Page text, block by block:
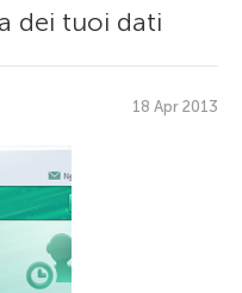
dei tuoi dati
18 Apr 2013